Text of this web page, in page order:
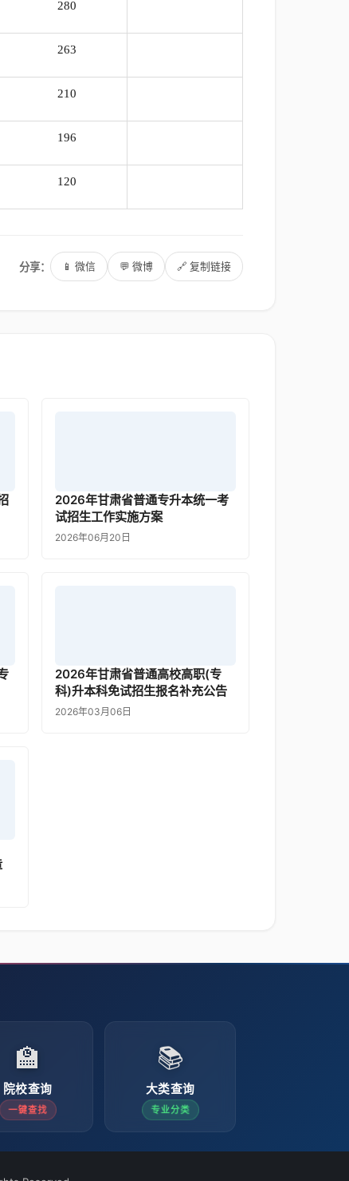
280
263
210
196
120
分享： 📱 微信 💬 微博 🔗 复制链接
2026年甘肃省普通专升本统一考
试招生工作实施方案
2026年06月20日
2026年甘肃省普通高校高职(专
科)升本科免试招生报名补充公告
2026年03月06日
🏫
院校查询
一键查找
📚
大类查询
专业分类